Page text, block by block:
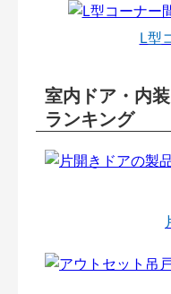
L型
室内ドア・内
ランキング